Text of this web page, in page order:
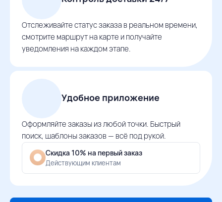
Отслеживайте статус заказа в реальном времени,
смотрите маршрут на карте и получайте
уведомления на каждом этапе.
Удобное приложение
Оформляйте заказы из любой точки. Быстрый
поиск, шаблоны заказов — всё под рукой.
Скидка 10% на первый заказ
Действующим клиентам